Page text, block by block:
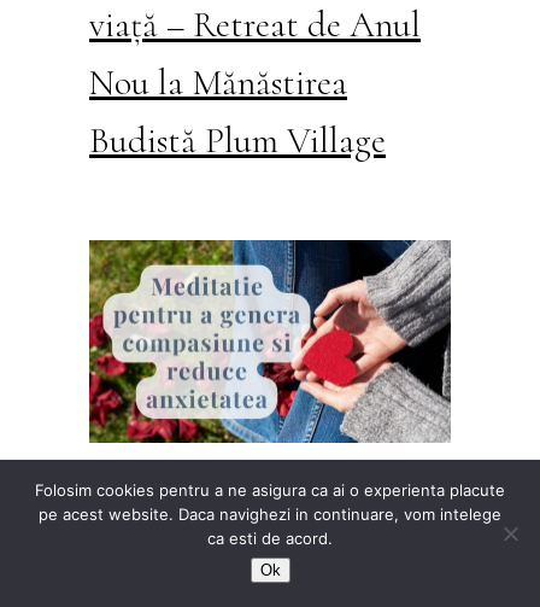
viață – Retreat de Anul
Nou la Mănăstirea
Budistă Plum Village
Meditatie pentru a
genera Compasiune si
Folosim cookies pentru a ne asigura ca ai o experienta placute
pe acest website. Daca navighezi in continuare, vom intelege
ca esti de acord.
Ok